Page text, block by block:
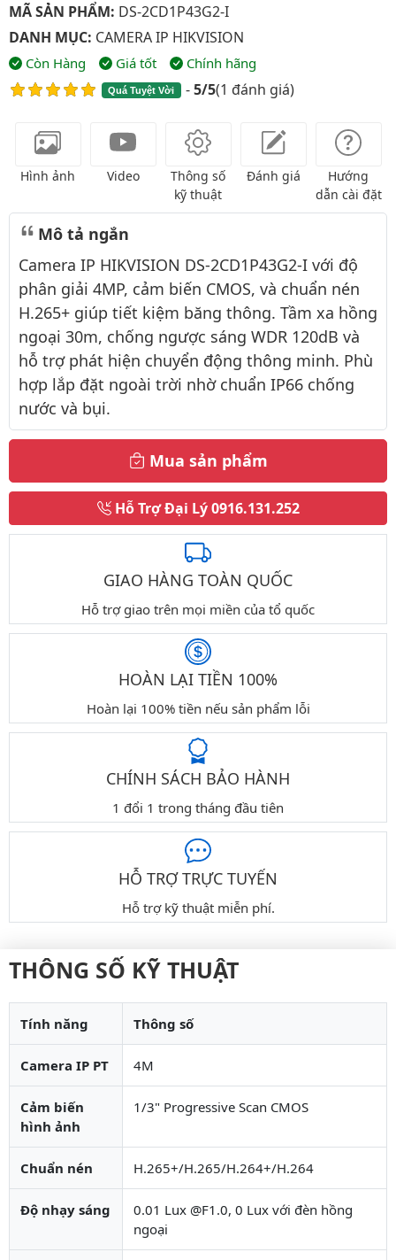
MÃ SẢN PHẨM: DS-2CD1P43G2-I
DANH MỤC: CAMERA IP HIKVISION
Còn Hàng Giá tốt Chính hãng
Quá Tuyệt Vời -5/5(1 đánh giá)
Hình ảnh Video
Thông số
kỹ thuật
Đánh giá
Hướng
dẫn cài đặt
Mô tả ngắn
Camera IP HIKVISION DS-2CD1P43G2-I với độ
phân giải 4MP, cảm biến CMOS, và chuẩn nén
H.265+ giúp tiết kiệm băng thông. Tầm xa hồng
ngoại 30m, chống ngược sáng WDR 120dB và
hỗ trợ phát hiện chuyển động thông minh. Phù
hợp lắp đặt ngoài trời nhờ chuẩn IP66 chống
nước và bụi.
Mua sản phẩm
Hỗ Trợ Đại Lý0916.131.252
GIAO HÀNG TOÀN QUỐC
Hỗ trợ giao trên mọi miền của tổ quốc
HOÀN LẠI TIỀN 100%
Hoàn lại 100% tiền nếu sản phẩm lỗi
CHÍNH SÁCH BẢO HÀNH
1 đổi 1 trong tháng đầu tiên
HỖ TRỢ TRỰC TUYẾN
Hỗ trợ kỹ thuật miễn phí.
THÔNG SỐ KỸ THUẬT
Tính năng Thông số
Camera IP PT 4M
Cảm biến
hình ảnh
1/3" Progressive Scan CMOS
Chuẩn nén H.265+/H.265/H.264+/H.264
Độ nhạy sáng
0.01 Lux @F1.0, 0 Lux với đèn hồng
ngoại